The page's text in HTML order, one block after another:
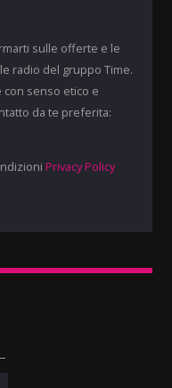
sulle offerte e le
radio del gruppo Time.
senso etico e
da te preferita:
Privacy Policy